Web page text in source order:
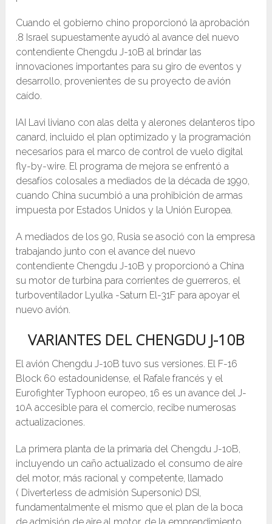
Cuando el gobierno chino proporcionó la aprobación
.8 Israel supuestamente ayudó al avance del nuevo
contendiente Chengdu J-10B al brindar las
innovaciones importantes para su giro de eventos y
desarrollo, provenientes de su proyecto de avión
caído.
IAI Lavi liviano con alas delta y alerones delanteros tipo
canard, incluido el plan optimizado y la programación
necesarios para el marco de control de vuelo digital
fly-by-wire. El programa de mejora se enfrentó a
desafíos colosales a mediados de la década de 1990,
cuando China sucumbió a una prohibición de armas
impuesta por Estados Unidos y la Unión Europea.
A mediados de los 90, Rusia se asoció con la empresa
trabajando junto con el avance del nuevo
contendiente Chengdu J-10B y proporcionó a China
su motor de turbina para corrientes de guerreros, el
turboventilador Lyulka -Saturn El-31F para apoyar el
nuevo avión.
VARIANTES DELCHENGDU J-10B
El avión Chengdu J-10B tuvo sus versiones. El F-16
Block 60 estadounidense, el Rafale francés y el
Eurofighter Typhoon europeo, 16 es un avance del J-
10A accesible para el comercio, recibe numerosas
actualizaciones.
La primera planta de la primaria del Chengdu J-10B,
incluyendo un caño actualizado el consumo de aire
del motor, más racional y competente, llamado
( Diverterless de admisión Supersonic) DSI,
fundamentalmente el mismo que el plan de la boca
de admisión de aire al motor, de la emprendimiento